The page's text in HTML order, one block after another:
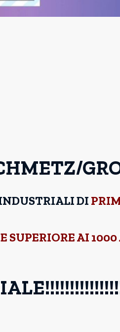
DI
SUPERIORE AI